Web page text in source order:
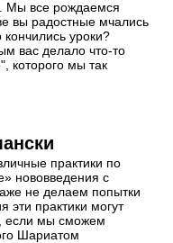
Мы все рождаемся
вы радостные мчались
уроки?
вас делало что-то
которого мы так
практики по
нововведения с
не делаем попытки
эти практики могут
если мы сможем
Шариатом